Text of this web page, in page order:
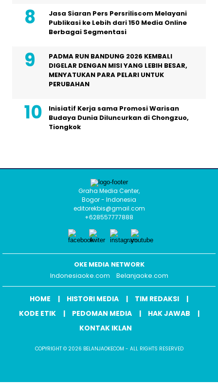
Jasa Siaran Pers Persriliscom Melayani
Publikasi ke Lebih dari 150 Media Online
Berbagai Segmentasi
PADMA RUN BANDUNG 2026 KEMBALI
DIGELAR DENGAN MISI YANG LEBIH BESAR,
MENYATUKAN PARA PELARI UNTUK
PERUBAHAN
Inisiatif Kerja sama Promosi Warisan
Budaya Dunia Diluncurkan di Chongzuo,
Tiongkok
Graha Media Center,
Bogor - Indonesia
editorekbis@gmail.com
+628557777888
OKE MEDIA NETWORK
Indonesiaoke.com
Belanjaoke.com
HOME HISTORI MEDIA
TIM REDAKSI
KODE ETIK
PEDOMAN MEDIA
HAK JAWAB
KONTAK IKLAN
COPYRIGHT © 2026 BELANJAOKECOM - ALL RIGHTS RESERVED